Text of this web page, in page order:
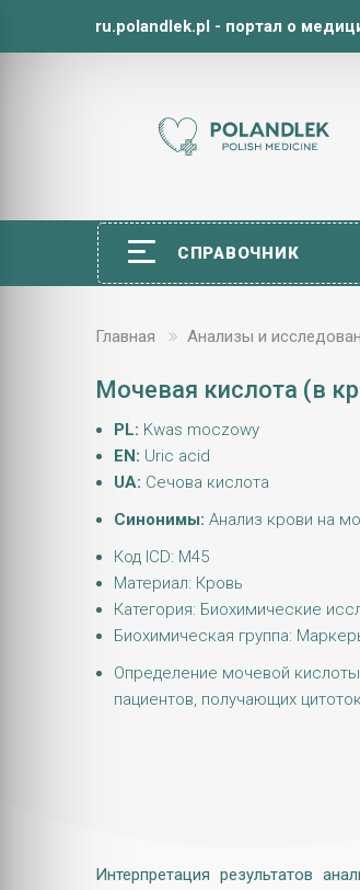
ru.polandlek.pl - портал о
СПРАВОЧНИК
Главная Анализы и
Мочевая кислота (в
PL: Kwas moczowy
EN: Uric acid
UA: Сечова кислота
Синонимы: Анализ крови на
Код ICD: M45
Материал: Кровь
Категория: Биохимические
Биохимическая группа:
Определение мочевой кислоты
пациентов, получающих
Интерпретация результатов